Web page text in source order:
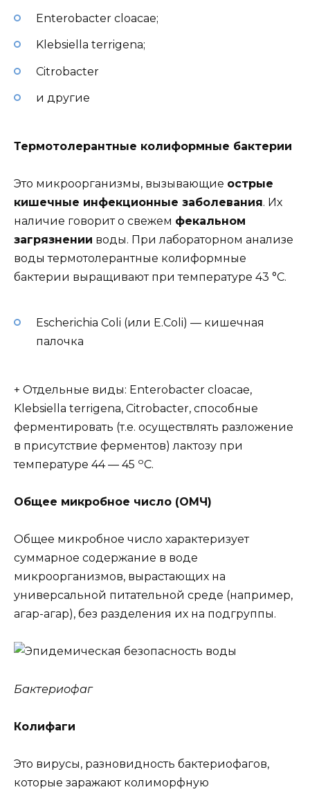
Enterobacter cloacae;
Klebsiella terrigena;
Citrobacter
и другие
Термотолерантные колиформные бактерии
Это микроорганизмы, вызывающие острые
кишечные инфекционные заболевания. Их
наличие говорит о свежем фекальном
загрязнении воды. При лабораторном анализе
воды термотолерантные колиформные
бактерии выращивают при температуре 43 °С.
Escherichia Coli (или E.Coli) — кишечная
палочка
+ Отдельные виды: Enterobacter cloacae,
Klebsiella terrigena, Citrobacter, способные
ферментировать (т.е. осуществлять разложение
в присутствие ферментов) лактозу при
температуре 44 — 45 оС.
Общее микробное число (ОМЧ)
Общее микробное число характеризует
суммарное содержание в воде
микроорганизмов, вырастающих на
универсальной питательной среде (например,
агар-агар), без разделения их на подгруппы.
Бактериофаг
Колифаги
Это вирусы, разновидность бактериофагов,
которые заражают колиморфную